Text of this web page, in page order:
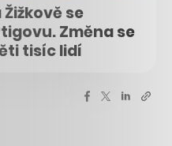
se
Změna se
tisíc lidí